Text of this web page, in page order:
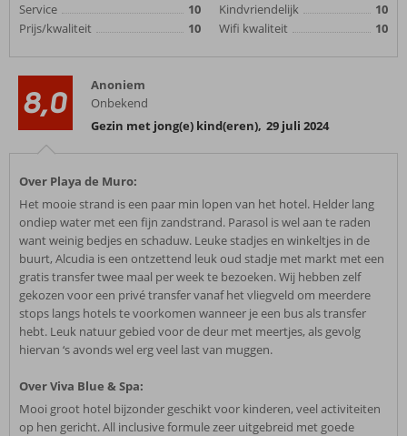
Service
10
Prijs/kwaliteit
10
Kindvriendelijk
10
Wifi kwaliteit
10
8,0
Anoniem
Onbekend
Gezin met jong(e) kind(eren), 29 juli 2024
Over Playa de Muro:
Het mooie strand is een paar min lopen van het hotel. Helder lang
ondiep water met een fijn zandstrand. Parasol is wel aan te raden
want weinig bedjes en schaduw. Leuke stadjes en winkeltjes in de
buurt, Alcudia is een ontzettend leuk oud stadje met markt met een
gratis transfer twee maal per week te bezoeken. Wij hebben zelf
gekozen voor een privé transfer vanaf het vliegveld om meerdere
stops langs hotels te voorkomen wanneer je een bus als transfer
hebt. Leuk natuur gebied voor de deur met meertjes, als gevolg
hiervan ‘s avonds wel erg veel last van muggen.
Over Viva Blue & Spa:
Mooi groot hotel bijzonder geschikt voor kinderen, veel activiteiten
op hen gericht. All inclusive formule zeer uitgebreid met goede